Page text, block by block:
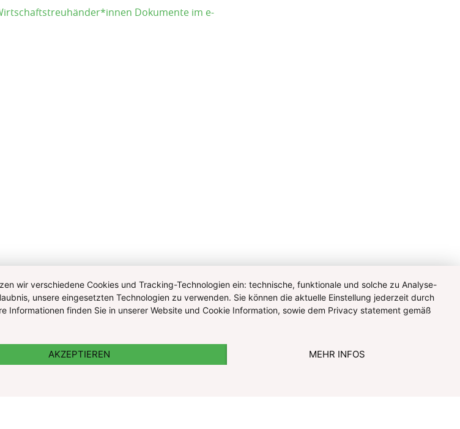
Dokumente im e-
wir verschiedene Cookies und Tracking-Technologien ein: technische, funktionale und solche zu Analyse-
unsere eingesetzten Technologien zu verwenden. Sie können die aktuelle Einstellung jederzeit durch
Informationen finden Sie in unserer Website und Cookie Information, sowie dem Privacy statement gemäß
AKZEPTIEREN MEHR INFOS